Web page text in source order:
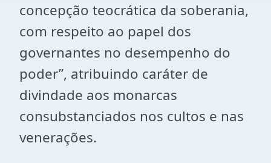
concepção teocrática da soberania,
com respeito ao papel dos
governantes no desempenho do
poder”, atribuindo caráter de
divindade aos monarcas
consubstanciados nos cultos e nas
venerações.